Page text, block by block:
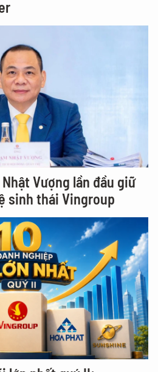
Vượng lần đầu giữ
sinh thái Vingroup